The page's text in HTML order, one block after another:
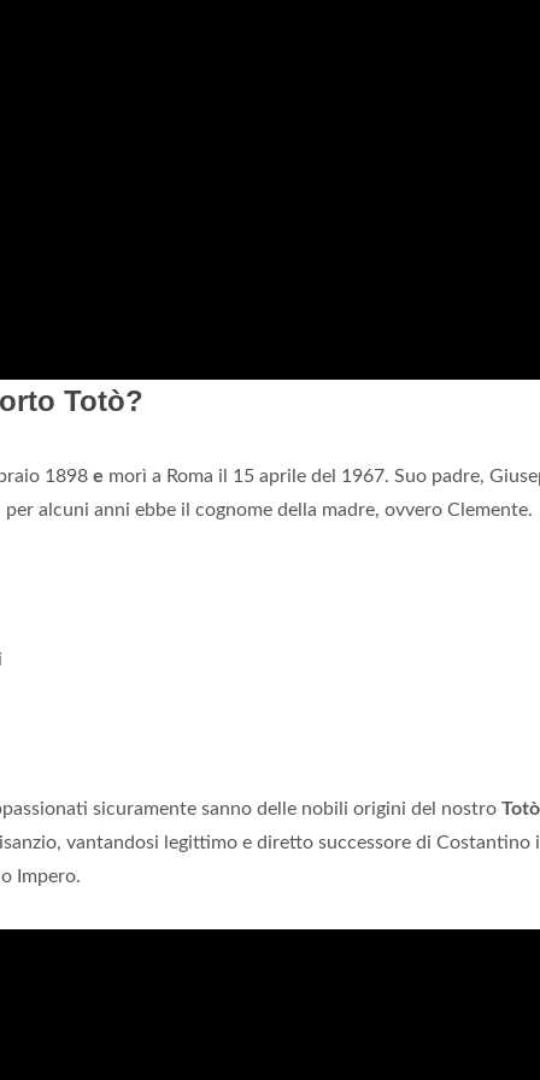
Totò?
1898 e morì a Roma il 15 aprile del 1967. Suo padre,
alcuni anni ebbe il cognome della madre, ovvero Clemente.
sicuramente sanno delle nobili origini del nostro Totò
vantandosi legittimo e diretto successore di Costantino
Impero.